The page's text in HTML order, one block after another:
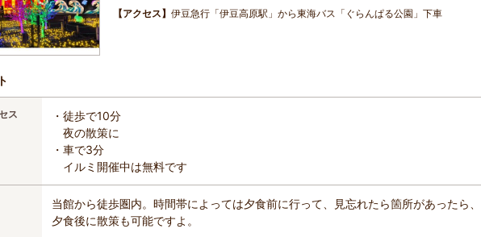
【アクセス】 伊豆急行「伊豆高原駅」から東海バス「ぐらんぱる公園」下車
ス
・徒歩で10分
夜の散策に
・車で3分
イルミ開催中は無料です
当館から徒歩圏内。時間帯によっては夕食前に行って、見忘れたら箇所があったら、
夕食後に散策も可能ですよ。